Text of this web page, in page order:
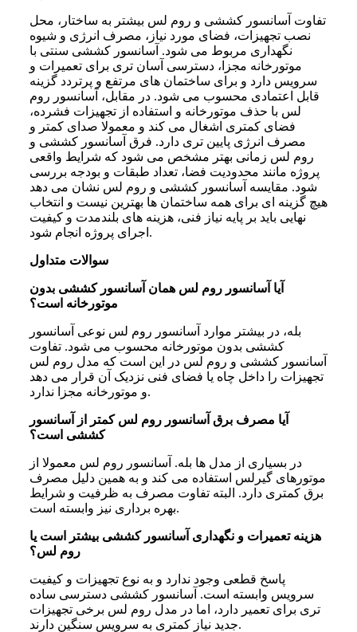
تفاوت آسانسور کششی و روم لس بیشتر به ساختار، محل
نصب تجهیزات، فضای مورد نیاز، مصرف انرژی و شیوه
نگهداری مربوط می شود. آسانسور کششی سنتی با
موتورخانه مجزا، دسترسی آسان تری برای تعمیرات و
سرویس دارد و برای ساختمان های مرتفع و پرتردد گزینه
قابل اعتمادی محسوب می شود. در مقابل، آسانسور روم
لس با حذف موتورخانه و استفاده از تجهیزات فشرده،
فضای کمتری اشغال می کند و معمولا صدای کمتر و
مصرف انرژی پایین تری دارد. فرق آسانسور کششی و
روم لس زمانی بهتر مشخص می شود که شرایط واقعی
پروژه مانند محدودیت فضا، تعداد طبقات و بودجه بررسی
شود. مقایسه آسانسور کششی و روم لس نشان می دهد
هیچ گزینه ای برای همه ساختمان ها بهترین نیست و انتخاب
نهایی باید بر پایه نیاز فنی، هزینه های بلندمدت و کیفیت
اجرای پروژه انجام شود.
سوالات متداول
آیا آسانسور روم لس همان آسانسور کششی بدون
موتورخانه است؟
بله، در بیشتر موارد آسانسور روم لس نوعی آسانسور
کششی بدون موتورخانه محسوب می شود. تفاوت
آسانسور کششی و روم لس در این است که مدل روم لس
تجهیزات را داخل چاه یا فضای فنی نزدیک آن قرار می دهد
و موتورخانه مجزا ندارد.
آیا مصرف برق آسانسور روم لس کمتر از آسانسور
کششی است؟
در بسیاری از مدل ها بله. آسانسور روم لس معمولا از
موتورهای گیرلس استفاده می کند و به همین دلیل مصرف
برق کمتری دارد. البته تفاوت مصرف به ظرفیت و شرایط
بهره برداری نیز وابسته است.
هزینه تعمیرات و نگهداری آسانسور کششی بیشتر است یا
روم لس؟
پاسخ قطعی وجود ندارد و به نوع تجهیزات و کیفیت
سرویس وابسته است. آسانسور کششی دسترسی ساده
تری برای تعمیر دارد، اما در مدل روم لس برخی تجهیزات
جدید نیاز کمتری به سرویس سنگین دارند.